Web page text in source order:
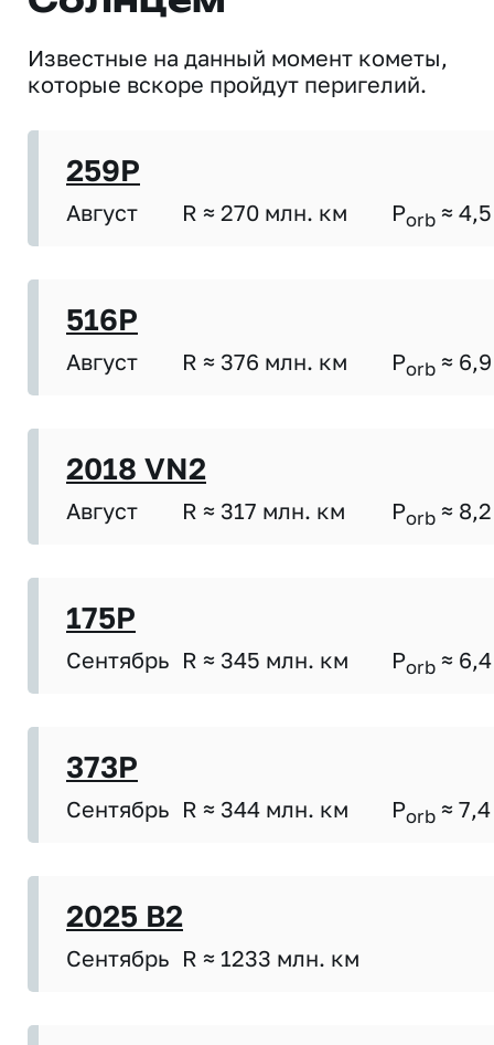
Известные на данный момент кометы,
которые вскоре пройдут перигелий.
259P
Август R ≈ 270 млн. км Porb ≈ 4,5
516P
Август R ≈ 376 млн. км Porb ≈ 6,9
2018 VN2
Август R ≈ 317 млн. км Porb ≈ 8,2
175P
Сентябрь R ≈ 345 млн. км Porb ≈ 6,4
373P
Сентябрь R ≈ 344 млн. км Porb ≈ 7,4
2025 B2
Сентябрь R ≈ 1233 млн. км